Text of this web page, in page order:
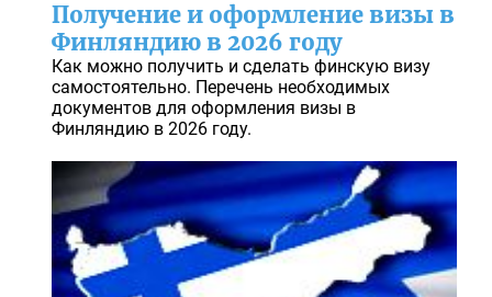
Получение и оформление визы в
Финляндию в 2026 году
Как можно получить и сделать финскую визу
самостоятельно. Перечень необходимых
документов для оформления визы в
Финляндию в 2026 году.